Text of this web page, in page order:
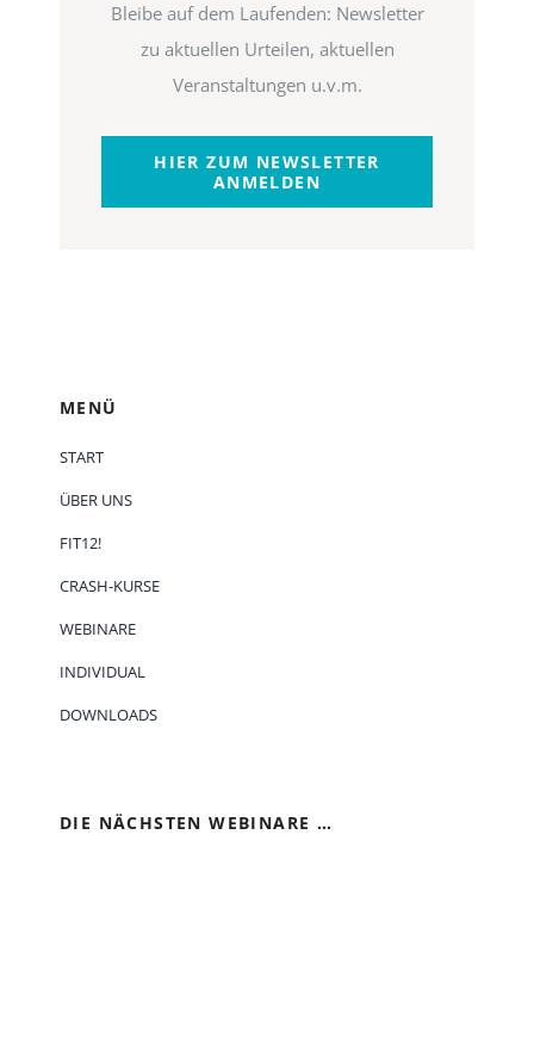
Bleibe auf dem Laufenden: Newsletter
zu aktuellen Urteilen, aktuellen
Veranstaltungen u.v.m.
HIER ZUM NEWSLETTER
ANMELDEN
MENÜ
START
ÜBER UNS
FIT12!
CRASH-KURSE
WEBINARE
INDIVIDUAL
DOWNLOADS
DIE NÄCHSTEN WEBINARE …